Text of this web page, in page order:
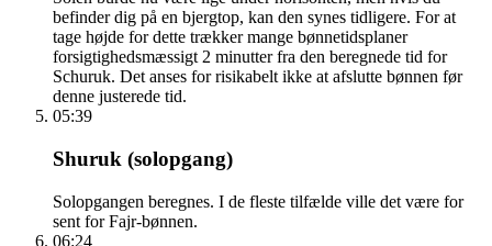
befinder dig på en bjergtop, kan den synes tidligere. For at
tage højde for dette trækker mange bønnetidsplaner
forsigtighedsmæssigt 2 minutter fra den beregnede tid for
Schuruk. Det anses for risikabelt ikke at afslutte bønnen før
denne justerede tid.
05:39
Shuruk (solopgang)
Solopgangen beregnes. I de fleste tilfælde ville det være for
sent for Fajr-bønnen.
06:24